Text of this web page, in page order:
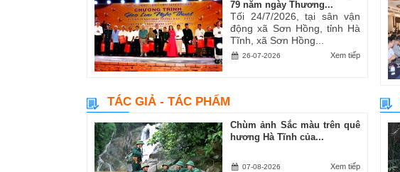
79 năm ngày Thương...
Tối 24/7/2026, tại sân vận
động xã Sơn Hồng, tỉnh Hà
Tĩnh, xã Sơn Hồng...
Xem tiếp
26-07-2026
TÁC GIẢ - TÁC PHẨM
Chùm ảnh Sắc màu trên quê
hương Hà Tĩnh của...
Xem tiếp
07-08-2026